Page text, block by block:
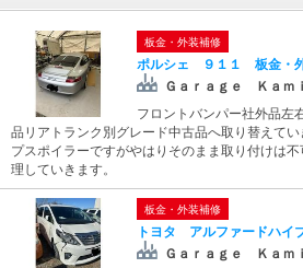
板金・外装補修
ポルシェ ９１１ 板金・
Ｇａｒａｇｅ Ｋａｍ
フロントバンパー社外品左
品リアトランク別グレード中古品へ取り替えて
プスポイラーですがやはりそのまま取り付けは
理していきます。
板金・外装補修
トヨタ アルファードハイ
Ｇａｒａｇｅ Ｋａｍ